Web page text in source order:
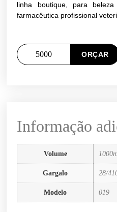
linha boutique, para
farmacêutica profissional
ORÇAR
Informação
Volume
Gargalo 28/
Modelo 019